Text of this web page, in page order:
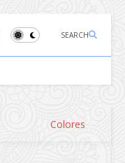
SEARCH
Colores